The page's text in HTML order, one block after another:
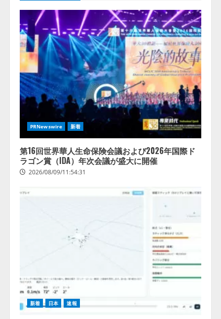
PRNewswire 新着
第16回世界華人生命保険会議および2026年国際ド
ラゴン賞（IDA）年次会議が盛大に開催
2026/08/09/11:54:31
新着 日本 速報